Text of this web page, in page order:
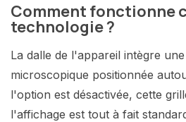
Comment fonctionne
technologie ?
La dalle de l'appareil intègre
microscopique positionnée
l'option est désactivée, cette
l'affichage est tout à fait